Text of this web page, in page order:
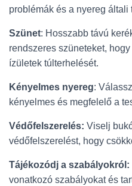
problémák és a nyereg általi
Szünet: Hosszabb távú
rendszeres szüneteket,
ízületek túlterhelését.
Kényelmes nyereg:
kényelmes és megfelelő a
Védőfelszerelés: Viselj
védőfelszerelést, hogy
Tájékozódj a szabályokról:
vonatkozó szabályokat és